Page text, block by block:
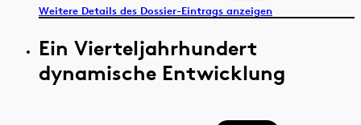
Weitere Details des Dossier-Eintrags anzeigen
Ein Vierteljahrhundert
dynamische Entwicklung